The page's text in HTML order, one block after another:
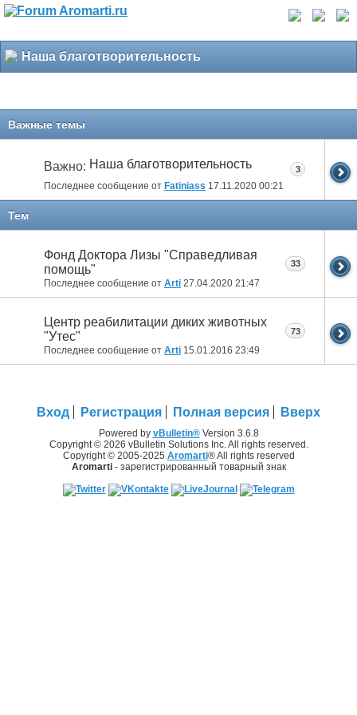
Наша благотворительность
Важные темы
Важно: Наша благотворительность
Последнее сообщение от Fatiniass 17.11.2020 00:21
3
Тем
Фонд Доктора Лизы "Справедливая
помощь"
Последнее сообщение от Arti 27.04.2020 21:47
33
Центр реабилитации диких животных
"Утес"
Последнее сообщение от Arti 15.01.2016 23:49
73
Вход Регистрация Полная версия Вверх
Powered by vBulletin®Version 3.6.8
Copyright © 2026 vBulletin Solutions Inc. All rights reserved.
Copyright © 2005-2025 Aromarti® All rights reserved
Aromarti- зарегистрированный товарный знак